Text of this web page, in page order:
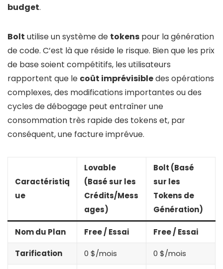
budget.
Bolt utilise un système de tokens pour la génération
de code. C’est là que réside le risque. Bien que les prix
de base soient compétitifs, les utilisateurs
rapportent que le coût imprévisibledes opérations
complexes, des modifications importantes ou des
cycles de débogage peut entraîner une
consommation très rapide des tokens et, par
conséquent, une facture imprévue.
Caractéristiq
ue
Lovable
(Basé sur les
Crédits/Mess
ages)
Bolt (Basé
sur les
Tokens de
Génération)
Nom du Plan Free / Essai Free / Essai
Tarification 0 $/mois 0 $/mois